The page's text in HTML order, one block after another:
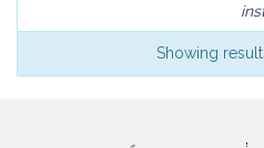
Showing